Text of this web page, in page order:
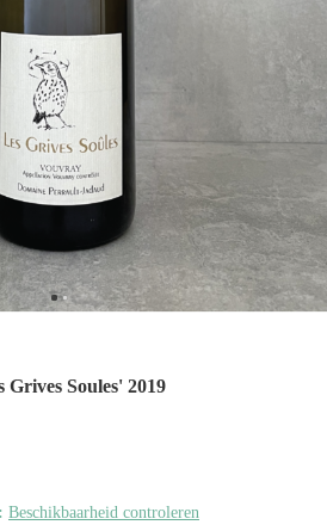
Soules' 2019
Beschikbaarheid controleren